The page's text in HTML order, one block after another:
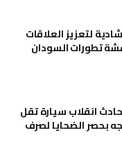
لتعزيز العلاقات
تطورات السودان
انقلاب سيارة تقل
بحصر الضحايا لصرف